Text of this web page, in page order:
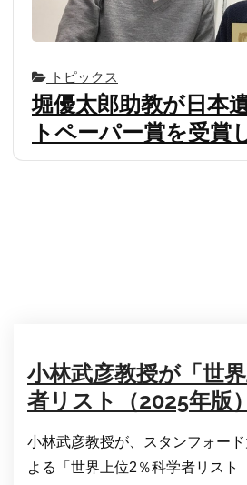
トピックス
堀優太郎助教が日本
トペーパー賞を受賞
小林武彦教授が「世
者リスト（2025年版
小林武彦教授が、スタンフォー
よる「世界上位2％科学者リスト